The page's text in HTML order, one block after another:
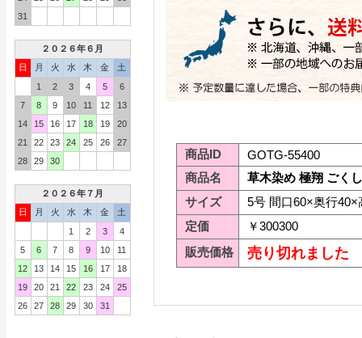
31
２０２６年６月
日
月 火 水 木 金
土
1
2 3 4 5
6
7
8 9 10 11 12
13
14
15 16 17 18 19
20
21
22 23 24 25 26
27
28
29 30
２０２６年７月
日
月 火 水 木 金
土
1
2 3
4
5
6 7 8 9 10
11
12
13 14 15 16 17
18
19
20 21 22 23 24
25
26
27 28 29 30 31
商品ID
GOTG-55400
商品名
草木染め 極翔 ごく
サイズ
5号 間口60×奥行40×
定価
￥300300
販売価格
売り切れました